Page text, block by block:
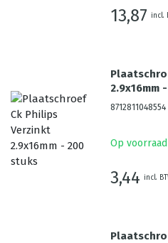
13,87 incl.
2.9x16mm
8712811048554
Op voorraad
3,44 incl.